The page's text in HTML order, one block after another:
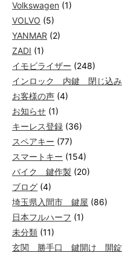
Volkswagen (1)
VOLVO (5)
YANMAR (2)
ZADI (1)
イモビライザー (248)
インロック 内鍵 閉じ込み
お客様の声 (4)
お知らせ (1)
キーレス登録 (36)
スペアキー (77)
スマートキー (154)
バイク 鍵作製 (20)
ブログ (4)
埼玉県入間市 鍵屋 (86)
日本フルハーフ (1)
未分類 (11)
玄関 勝手口 鍵開け 開錠